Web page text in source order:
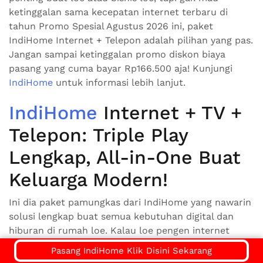
ketinggalan sama kecepatan internet terbaru di
tahun Promo Spesial Agustus 2026 ini, paket
IndiHome Internet + Telepon adalah pilihan yang pas.
Jangan sampai ketinggalan promo diskon biaya
pasang yang cuma bayar Rp166.500 aja! Kunjungi
IndiHome untuk informasi lebih lanjut.
IndiHome Internet + TV +
Telepon: Triple Play
Lengkap, All-in-One Buat
Keluarga Modern!
Ini dia paket pamungkas dari IndiHome yang nawarin
solusi lengkap buat semua kebutuhan digital dan
hiburan di rumah loe. Kalau loe pengen internet
super cepat, channel TV bejibun, plus telepon rumah
yang stabil, paket Triple Play ini adalah jawabannya.
Pasang IndiHome Klik Disini Sekarang